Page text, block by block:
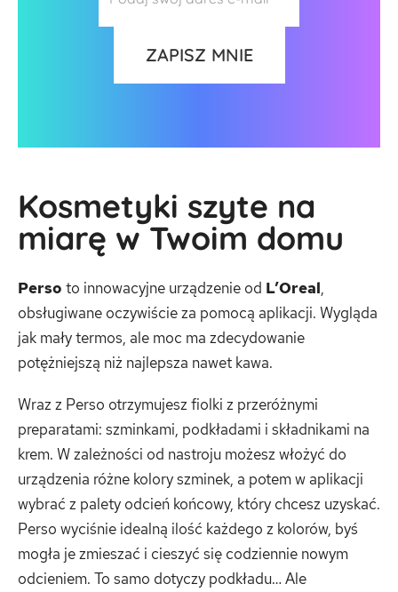
Kosmetyki szyte na
miarę w Twoim domu
Perso to innowacyjne urządzenie od L’Oreal,
obsługiwane oczywiście za pomocą aplikacji. Wygląda
jak mały termos, ale moc ma zdecydowanie
potężniejszą niż najlepsza nawet kawa.
Wraz z Perso otrzymujesz fiolki z przeróżnymi
preparatami: szminkami, podkładami i składnikami na
krem. W zależności od nastroju możesz włożyć do
urządzenia różne kolory szminek, a potem w aplikacji
wybrać z palety odcień końcowy, który chcesz uzyskać.
Perso wyciśnie idealną ilość każdego z kolorów, byś
mogła je zmieszać i cieszyć się codziennie nowym
odcieniem. To samo dotyczy podkładu… Ale